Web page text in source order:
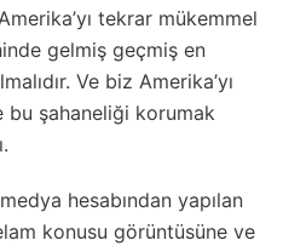
tekrar mükemmel
gelmiş geçmiş en
Ve biz Amerika’yı
bu şahaneliği korumak
hesabından yapılan
konusu görüntüsüne ve